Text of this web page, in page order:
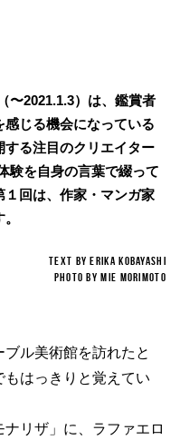
〜2021.1.3）は、鑑賞者
じる機会になっている
る注目のクリエイター
験を自身の言葉で綴って
回は、作家・マンガ家
TEXT BY erika kobayashi
PHOTO BY mie morimoto
ル美術館を訪れたと
はっきりと覚えてい
リザ」に、ラファエロ